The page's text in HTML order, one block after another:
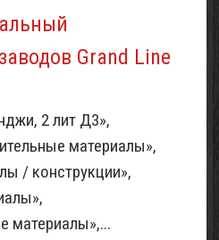
Grand Line
2 лит Д3»,
материалы»,
/ конструкции»,
материалы»,...